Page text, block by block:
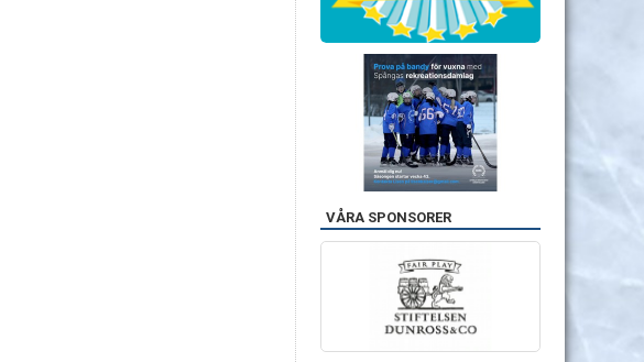
VÅRA SPONSORER